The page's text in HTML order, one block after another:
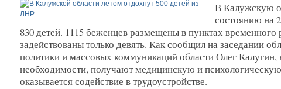
В Калужскую
состоянию на
830 детей. 1115 беженцев размещены в пунктах
задействованы только девять. Как сообщил на заседании
политики и массовых коммуникаций области Олег
необходимости, получают медицинскую и
оказывается содействие в трудоустройстве.